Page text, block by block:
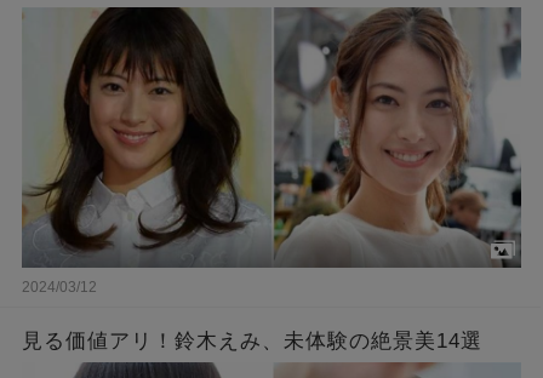
2024/03/12
見る価値アリ！鈴木えみ、未体験の絶景美14選